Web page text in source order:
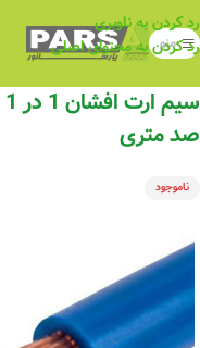
رد کردن به ناوبری
رد کردن به محتوای اصلی
منو
صد متری
ناموجود